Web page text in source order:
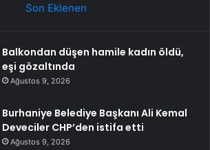
Son Eklenen
Balkondan düşen hamile kadın öldü,
eşi gözaltında
Ağustos 9, 2026
Burhaniye Belediye Başkanı Ali Kemal
Deveciler CHP’den istifa etti
Ağustos 9, 2026